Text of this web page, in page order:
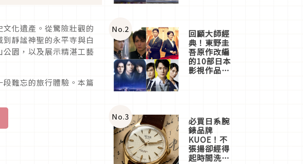
化遺產。從驚險壯觀的
靜謐神聖的永平寺與白
園，以及展示精湛工藝
難忘的旅行體驗。本篇
店3分即達
No.2 回顧大師經
典！東野圭
吾原作改編
的10部日本
影視作品推
No.3 必買日系腕
錶品牌
KUOE！不
張揚卻經得
起時間洗鍊